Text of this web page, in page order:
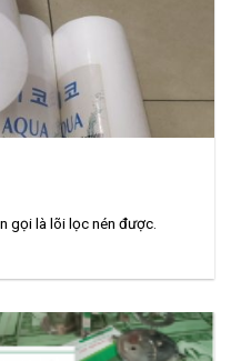
gọi là lõi lọc nén được.